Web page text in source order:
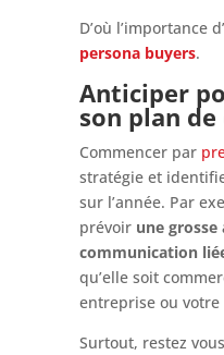
D’où l’importance d’
persona buyers.
Anticiper
son plan de
Commencer par
stratégie et
sur l’année. Par
prévoir une
communication
qu’elle soit
entreprise ou
Surtout, restez